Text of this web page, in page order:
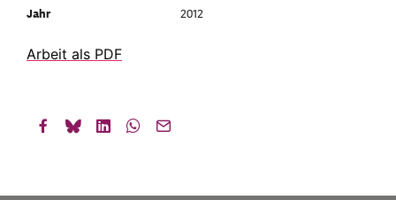
Jahr
2012
Arbeit als PDF